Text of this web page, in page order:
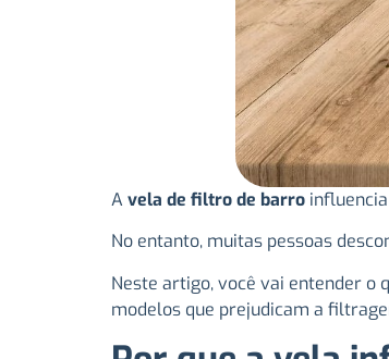
A vela de filtro de barro
No entanto, muitas pessoas
Neste artigo, você vai entender o
modelos que prejudicam a